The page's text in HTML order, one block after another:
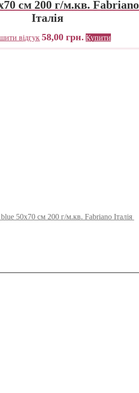
см 200 г/м.кв. Fabriano
Італія
відгук 58,00грн. Купити
50х70 см 200 г/м.кв. Fabriano Італія